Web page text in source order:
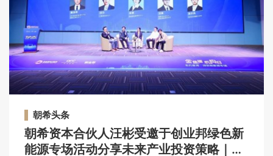
朝希头条
朝希资本合伙人汪彬受邀于创业邦绿色新
能源专场活动分享未来产业投资策略｜朝